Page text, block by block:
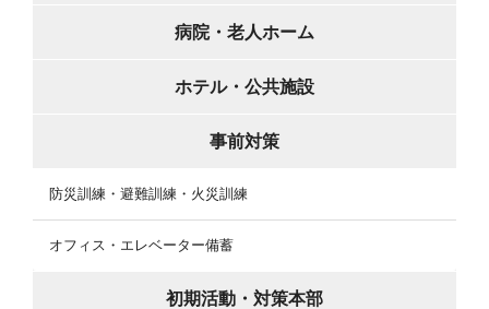
病院・老人ホーム
ホテル・公共施設
事前対策
防災訓練・避難訓練・火災訓練
オフィス・エレベーター備蓄
初期活動・対策本部